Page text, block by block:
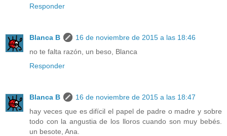
Responder
Blanca B
16 de noviembre de 2015 a las 18:46
no te falta razón, un beso, Blanca
Responder
Blanca B
16 de noviembre de 2015 a las 18:47
hay veces que es difícil el papel de padre o madre y sobre
todo con la angustia de los lloros cuando son muy bebés.
un besote, Ana.